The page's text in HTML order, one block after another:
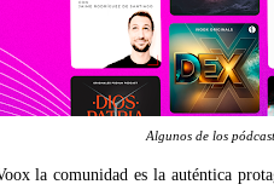
Algunos de los
la comunidad es la auténtica